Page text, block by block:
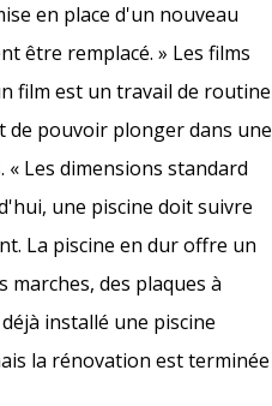
en place d'un nouveau
être remplacé. » Les films
film est un travail de routine
de pouvoir plonger dans une
Les dimensions standard
une piscine doit suivre
La piscine en dur offre un
des plaques à
installé une piscine
la rénovation est terminée